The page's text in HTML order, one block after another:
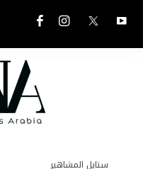
ستايل المشاهير